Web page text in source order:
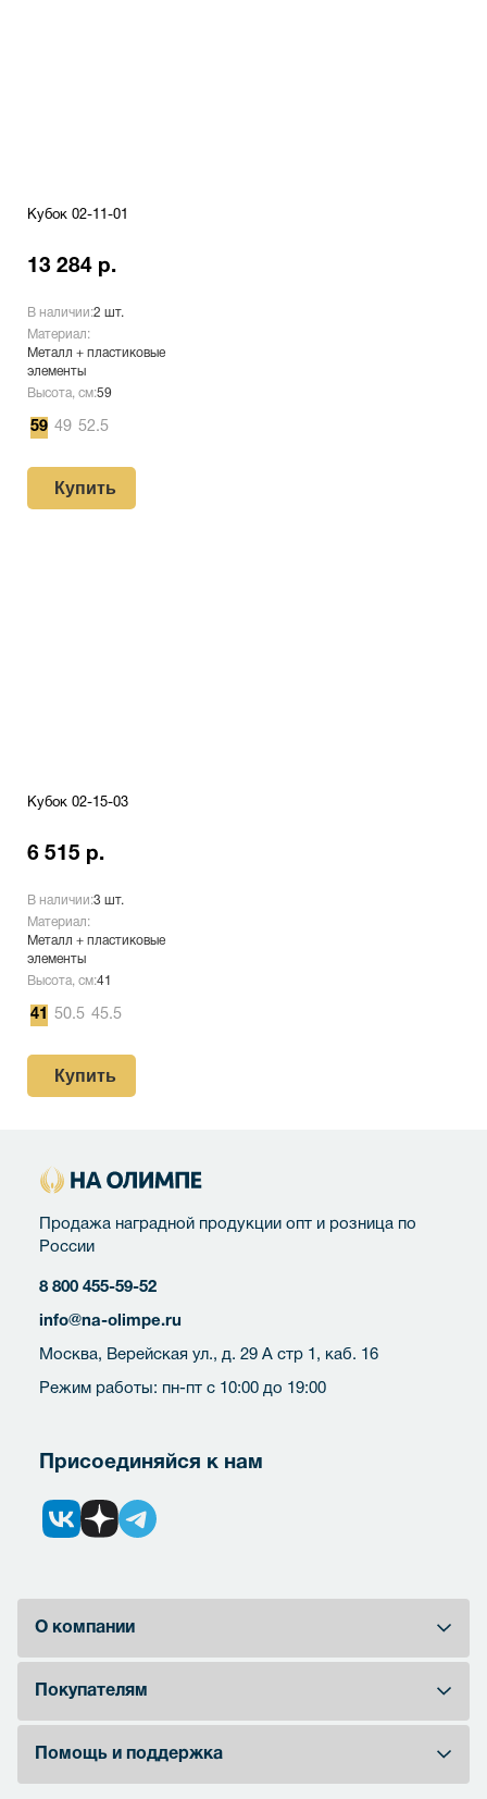
Кубок 02-11-01
13 284 р.
В наличии:2 шт.
Материал:
Металл + пластиковые
элементы
Высота, см:59
59 49 52.5
Купить
Кубок 02-15-03
6 515 р.
В наличии:3 шт.
Материал:
Металл + пластиковые
элементы
Высота, см:41
41 50.5 45.5
Купить
Продажа наградной продукции опт и розница по
России
8 800 455-59-52
info@na-olimpe.ru
Москва, Верейская ул., д. 29 А стр 1, каб. 16
Режим работы: пн-пт с 10:00 до 19:00
Присоединяйся к нам
О компании
Покупателям
Помощь и поддержка